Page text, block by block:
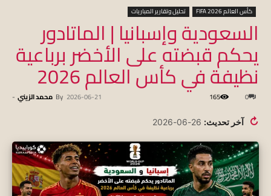
koraapedia
كأس العالم FIFA 2026 تحليل وتقارير المباريات
السعودية وإسبانيا | الماتادور
يحكم قبضته على الأخضر برباعية
نظيفة في كأس العالم 2026
By محمد الزيني - 2026-06-21 0
165
↻ آخر تحديث: 26-06-2026